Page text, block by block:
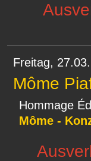
Freitag,
Môme
Hommage
Môme -